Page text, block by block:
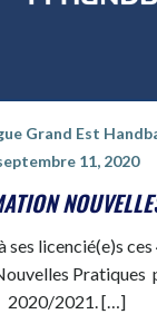
Grand Est
11, 2020
ses licencié(e)s
Pratiques
2020/2021. […]